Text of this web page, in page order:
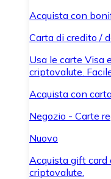
Acquista con
Carta di credito /
Usa le carte Visa
criptovalute.
Acquista con
Negozio - Carte
Nuovo
Acquista gift card
criptovalute.